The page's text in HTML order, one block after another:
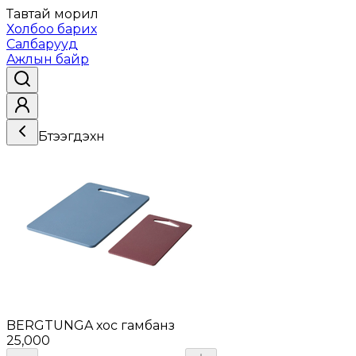
Тавтай морил
Холбоо барих
Салбарууд
Ажлын байр
Бүтээгдэхүүн
BERGTUNGA хос гамбанз
25,000